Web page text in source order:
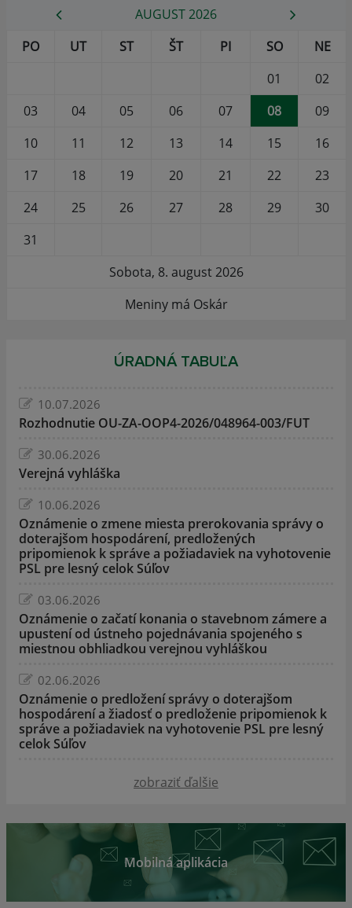
AUGUST 2026
PO
UT ST ŠT PI SO
NE
01
02
03
04 05 06 07 08
09
10
11 12 13 14 15
16
17
18 19 20 21 22
23
24
25 26 27 28 29
30
31
Sobota, 8. august 2026
Meniny má Oskár
ÚRADNÁ TABUĽA
10.07.2026
Rozhodnutie OU-ZA-OOP4-2026/048964-003/FUT
30.06.2026
Verejná vyhláška
10.06.2026
Oznámenie o zmene miesta prerokovania správy o
doterajšom hospodárení, predložených
pripomienok k správe a požiadaviek na vyhotovenie
PSL pre lesný celok Súľov
03.06.2026
Oznámenie o začatí konania o stavebnom zámere a
upustení od ústneho pojednávania spojeného s
miestnou obhliadkou verejnou vyhláškou
02.06.2026
Oznámenie o predložení správy o doterajšom
hospodárení a žiadosť o predloženie pripomienok k
správe a požiadaviek na vyhotovenie PSL pre lesný
celok Súľov
zobraziť ďalšie
Mobilná aplikácia